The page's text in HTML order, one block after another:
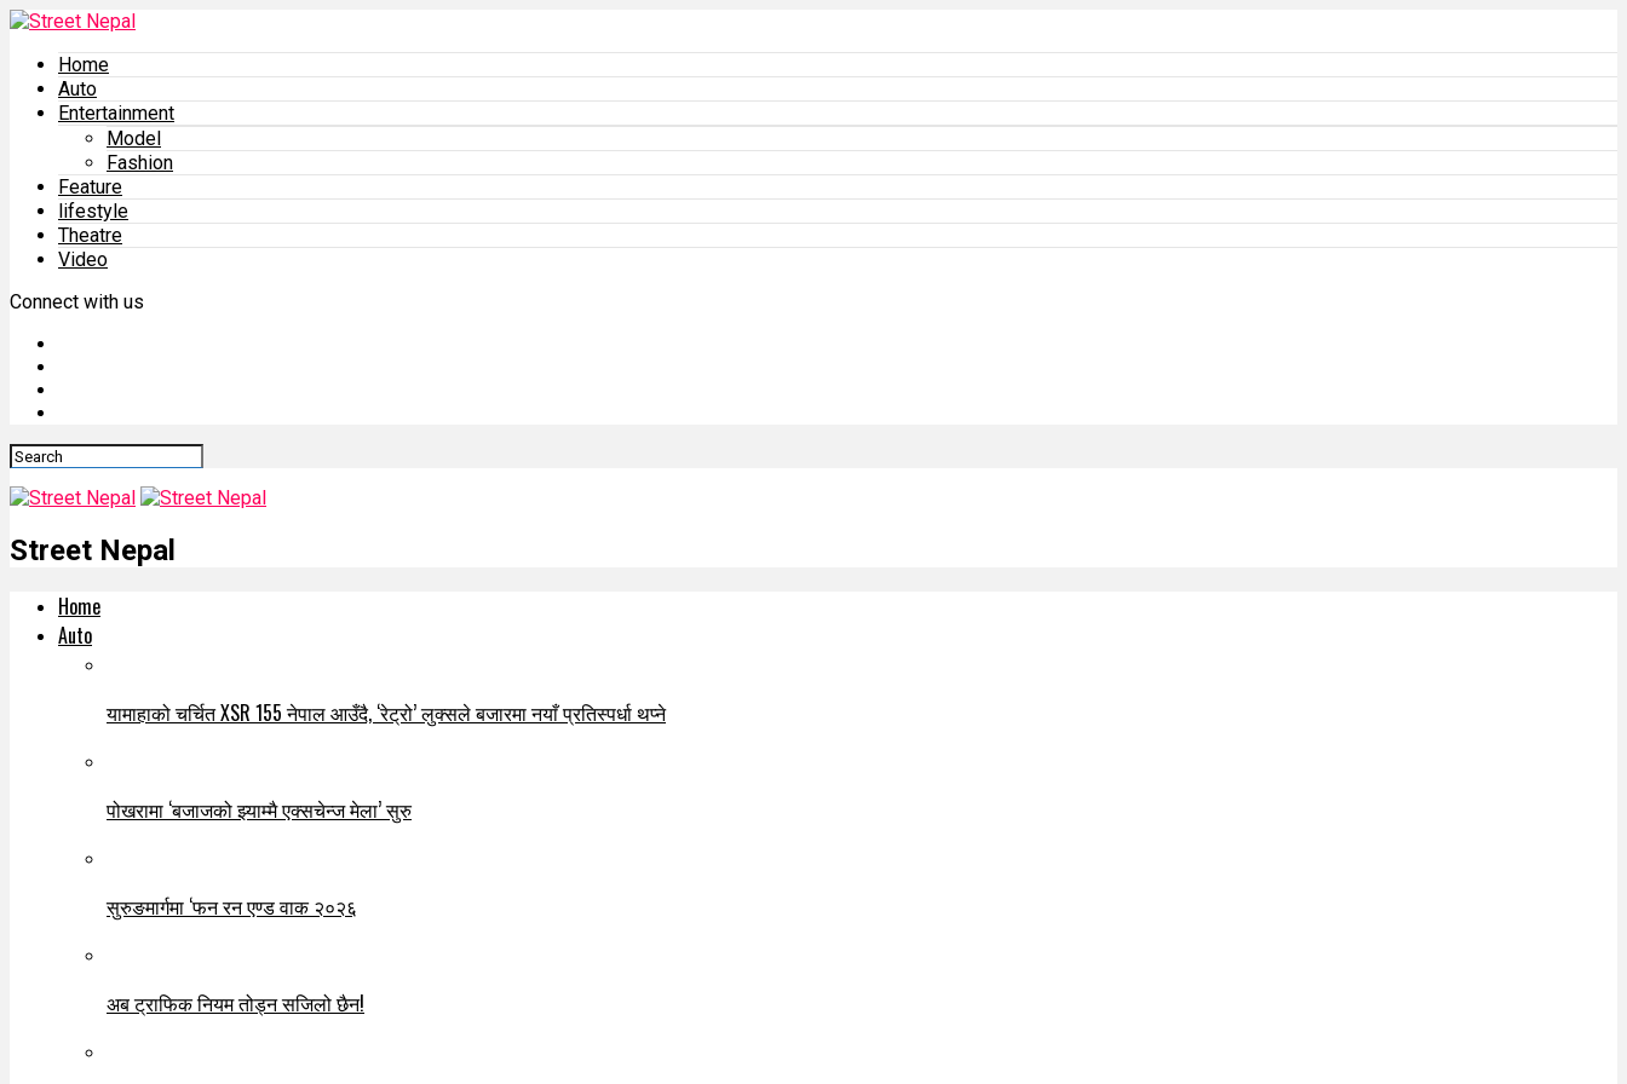
Home
Auto
Entertainment
Model
Fashion
Feature
lifestyle
Theatre
Video
Connect with us
Street Nepal
Home
Auto
यामाहाको चर्चित XSR 155 नेपाल आउँदै, ‘रेट्रो’ लुक्सले बजारमा नयाँ प्रतिस्पर्धा थप्ने
पोखरामा ‘बजाजको झ्याम्मै एक्सचेन्ज मेला’ सुरु
सुरुङमार्गमा ‘फन रन एण्ड वाक २०२६
अब ट्राफिक नियम तोड्न सजिलो छैन!